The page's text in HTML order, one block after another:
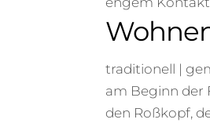
traditionell |
am Beginn der
den Roßkopf,